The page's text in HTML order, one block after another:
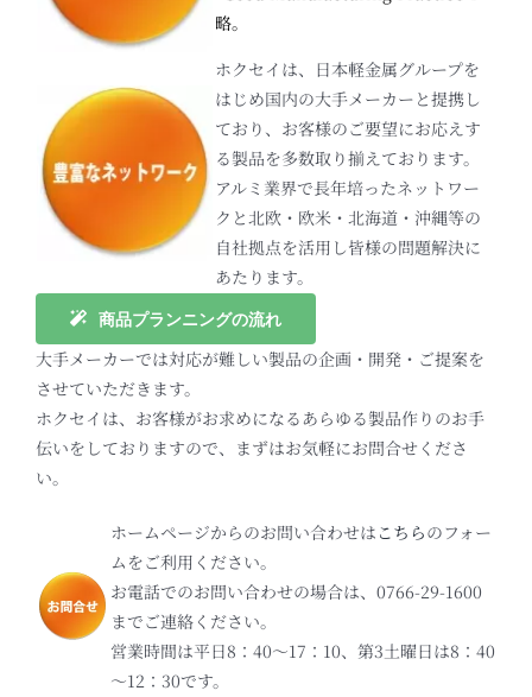
略。
ホクセイは、日本軽金属グループを
はじめ国内の大手メーカーと提携し
ており、お客様のご要望にお応えす
る製品を多数取り揃えております。
アルミ業界で長年培ったネットワー
クと北欧・欧米・北海道・沖縄等の
自社拠点を活用し皆様の問題解決に
あたります。
商品プランニングの流れ
大手メーカーでは対応が難しい製品の企画・開発・ご提案を
させていただきます。
ホクセイは、お客様がお求めになるあらゆる製品作りのお手
伝いをしておりますので、まずはお気軽にお問合せくださ
い。
ホームページからのお問い合わせは こちらのフォー
ムをご利用ください。
お電話でのお問い合わせの場合は、0766-29-1600
までご連絡ください。
営業時間は平日8：40～17：10、第3土曜日は8：40
～12：30です。